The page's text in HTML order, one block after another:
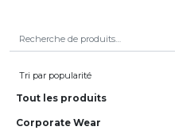
Tout les produits
Corporate Wear